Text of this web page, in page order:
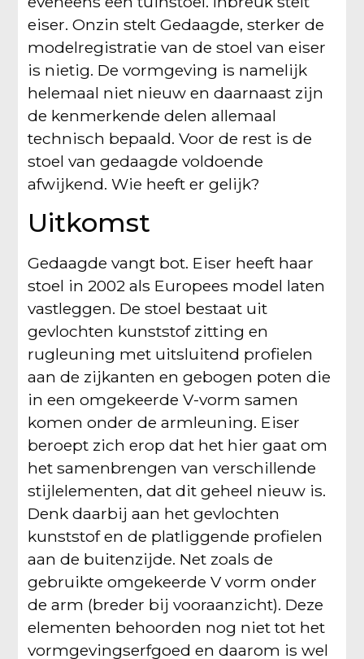
eiser. Onzin stelt Gedaagde, sterker de
modelregistratie van de stoel van eiser
is nietig. De vormgeving is namelijk
helemaal niet nieuw en daarnaast zijn
de kenmerkende delen allemaal
technisch bepaald. Voor de rest is de
stoel van gedaagde voldoende
afwijkend. Wie heeft er gelijk?
Uitkomst
Gedaagde vangt bot. Eiser heeft haar
stoel in 2002 als Europees model laten
vastleggen. De stoel bestaat uit
gevlochten kunststof zitting en
rugleuning met uitsluitend profielen
aan de zijkanten en gebogen poten die
in een omgekeerde V-vorm samen
komen onder de armleuning. Eiser
beroept zich erop dat het hier gaat om
het samenbrengen van verschillende
stijlelementen, dat dit geheel nieuw is.
Denk daarbij aan het gevlochten
kunststof en de platliggende profielen
aan de buitenzijde. Net zoals de
gebruikte omgekeerde V vorm onder
de arm (breder bij vooraanzicht). Deze
elementen behoorden nog niet tot het
vormgevingserfgoed en daarom is wel